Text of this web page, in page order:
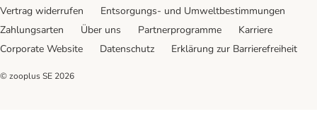
Vertrag widerrufen
Entsorgungs- und Umweltbestimmungen
Zahlungsarten
Über uns Partnerprogramme
Karriere
Corporate Website
Datenschutz Erklärung zur Barrierefreiheit
© zooplus SE 2026